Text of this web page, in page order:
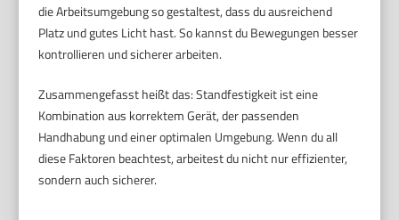
die Arbeitsumgebung so gestaltest, dass du ausreichend
Platz und gutes Licht hast. So kannst du Bewegungen besser
kontrollieren und sicherer arbeiten.
Zusammengefasst heißt das: Standfestigkeit ist eine
Kombination aus korrektem Gerät, der passenden
Handhabung und einer optimalen Umgebung. Wenn du all
diese Faktoren beachtest, arbeitest du nicht nur effizienter,
sondern auch sicherer.